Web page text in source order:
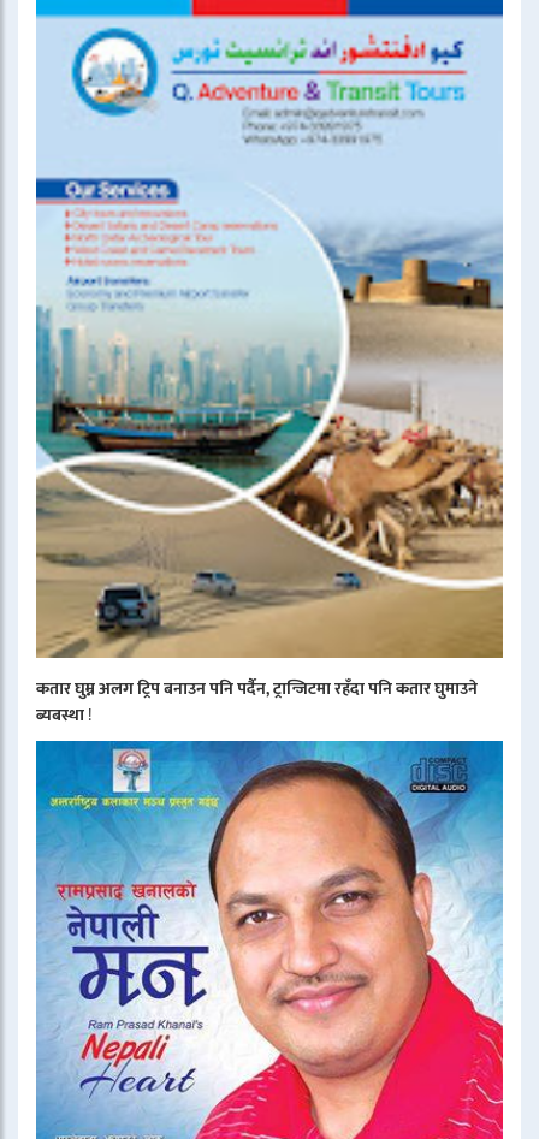
कतार घुम्न अलग ट्रिप बनाउन पनि पर्दैन, ट्रान्जिटमा रहँदा पनि कतार घुमाउने
ब्यबस्था!